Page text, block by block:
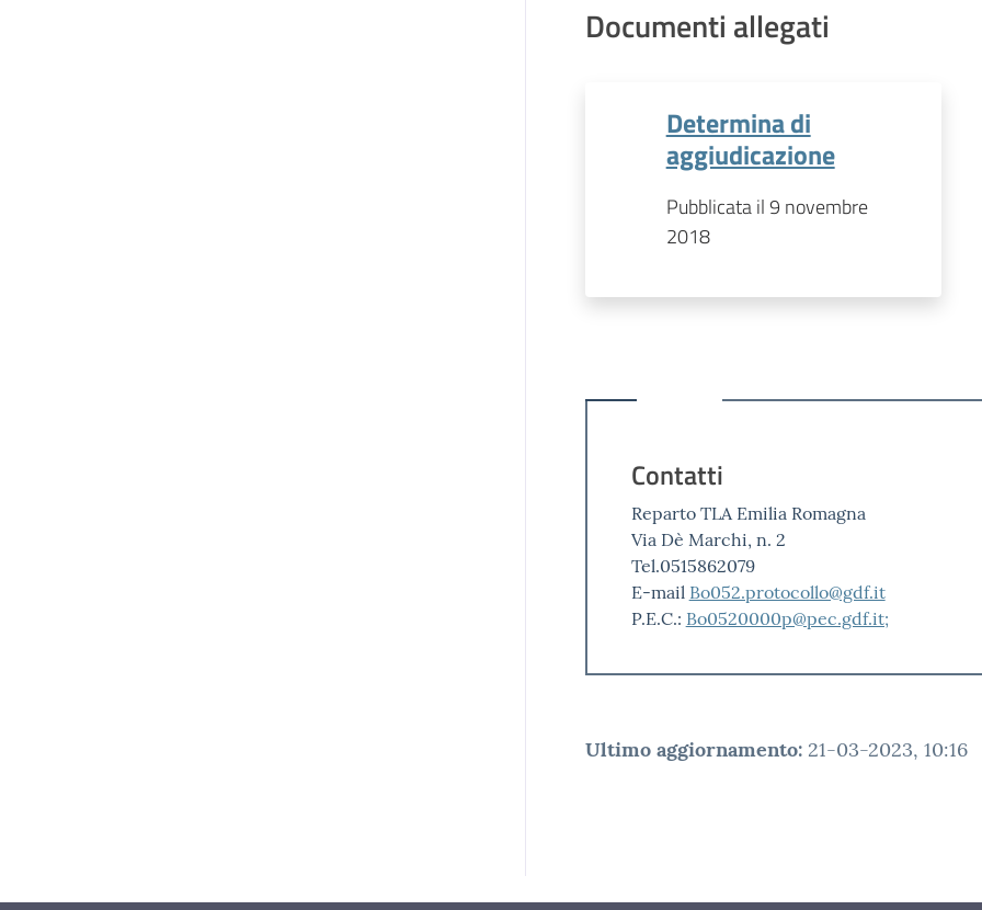
Documenti allegati
Determina di
aggiudicazione
Pubblicata il 9 novembre
2018
Contatti
Reparto TLA Emilia Romagna
Via Dè Marchi, n. 2
Tel.0515862079
E-mail Bo052.protocollo@gdf.it
P.E.C.: Bo0520000p@pec.gdf.it;
Ultimo aggiornamento: 21-03-2023, 10:16